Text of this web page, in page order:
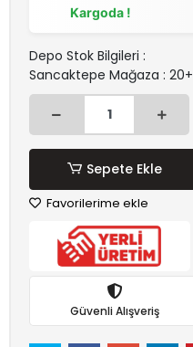
Kargoda !
Depo Stok Bilgileri :
Sancaktepe Mağaza : 20+
Sepete Ekle
Favorilerime ekle
Güvenli Alışveriş